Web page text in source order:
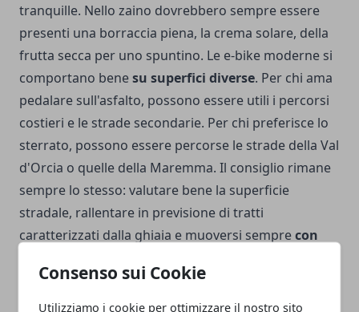
Consenso sui Cookie
Utilizziamo i cookie per ottimizzare il nostro sito
tranquille. Nello zaino dovrebbero sempre essere
presenti una borraccia piena, la crema solare, della
frutta secca per uno spuntino. Le e-bike moderne si
comportano benesu superfici diverse. Per chi ama
pedalare sull'asfalto, possono essere utili i percorsi
costieri e le strade secondarie. Per chi preferisce lo
sterrato, possono essere percorse le strade della Val
d'Orcia o quelle della Maremma. Il consiglio rimane
sempre lo stesso: valutare bene la superficie
stradale, rallentare in previsione di tratti
caratterizzati dalla ghiaia e muoversi semprecon